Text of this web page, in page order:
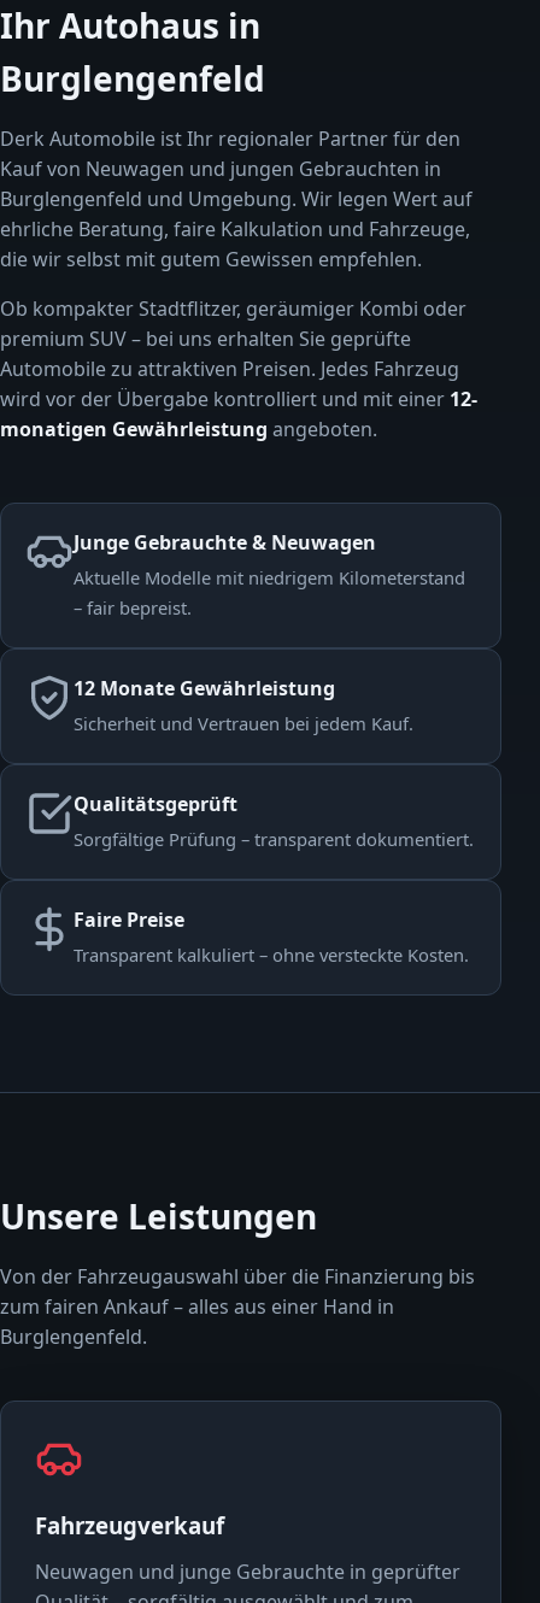
Ihr Autohaus in
Burglengenfeld
Derk Automobile ist Ihr regionaler Partner für den
Kauf von Neuwagen und jungen Gebrauchten in
Burglengenfeld und Umgebung. Wir legen Wert auf
ehrliche Beratung, faire Kalkulation und Fahrzeuge,
die wir selbst mit gutem Gewissen empfehlen.
Ob kompakter Stadtflitzer, geräumiger Kombi oder
premium SUV – bei uns erhalten Sie geprüfte
Automobile zu attraktiven Preisen. Jedes Fahrzeug
wird vor der Übergabe kontrolliert und mit einer 12-
monatigen Gewährleistung angeboten.
Junge Gebrauchte & Neuwagen
Aktuelle Modelle mit niedrigem Kilometerstand
– fair bepreist.
12 Monate Gewährleistung
Sicherheit und Vertrauen bei jedem Kauf.
Qualitätsgeprüft
Sorgfältige Prüfung – transparent dokumentiert.
Faire Preise
Transparent kalkuliert – ohne versteckte Kosten.
Unsere Leistungen
Von der Fahrzeugauswahl über die Finanzierung bis
zum fairen Ankauf – alles aus einer Hand in
Burglengenfeld.
Fahrzeugverkauf
Neuwagen und junge Gebrauchte in geprüfter